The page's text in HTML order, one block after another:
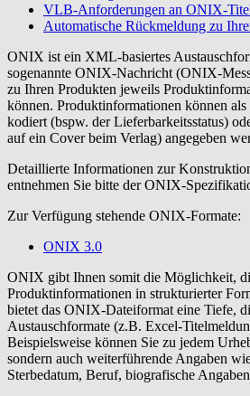
VLB-Anforderungen an ONIX-
Automatische Rückmeldung zu
ONIX ist ein XML-basiertes
sogenannte ONIX-Nachricht (ONIX-
zu Ihren Produkten jeweils
können. Produktinformationen können
kodiert (bspw. der Lieferbarkeitsstatus)
auf ein Cover beim Verlag) angegeben
Detaillierte Informationen zur
entnehmen Sie bitte der ONIX-
Zur Verfügung stehende ONIX-Formate:
ONIX 3.0
ONIX gibt Ihnen somit die Möglichkeit,
Produktinformationen in strukturierter
bietet das ONIX-Dateiformat eine Tiefe,
Austauschformate (z.B. Excel-
Beispielsweise können Sie zu jedem
sondern auch weiterführende Angaben
Sterbedatum, Beruf, biografische